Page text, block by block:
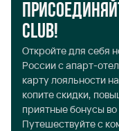
Club!
Откройте для себя
России с апарт-
карту лояльности
копите скидки,
приятные бонусы
Путешествуйте с